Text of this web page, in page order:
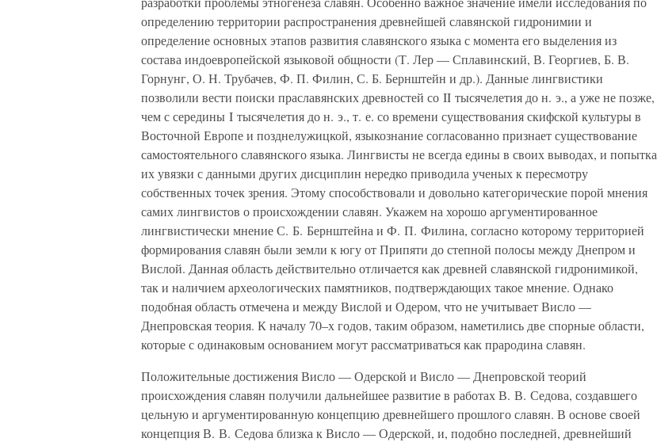
определению территории распространения древнейшей славянской гидронимии и
определение основных этапов развития славянского языка с момента его выделения из
состава индоевропейской языковой общности (Т. Лер — Сплавинский, В. Георгиев, Б. В.
Горнунг, О. Н. Трубачев, Ф. П. Филин, С. Б. Бернштейн и др.). Данные лингвистики
позволили вести поиски праславянских древностей со II тысячелетия до н. э., а уже не позже,
чем с середины I тысячелетия до н. э., т. е. со времени существования скифской культуры в
Восточной Европе и позднелужицкой, языкознание согласованно признает существование
самостоятельного славянского языка. Лингвисты не всегда едины в своих выводах, и попытка
их увязки с данными других дисциплин нередко приводила ученых к пересмотру
собственных точек зрения. Этому способствовали и довольно категорические порой мнения
самих лингвистов о происхождении славян. Укажем на хорошо аргументированное
лингвистически мнение С. Б. Бернштейна и Ф. П. Филина, согласно которому территорией
формирования славян были земли к югу от Припяти до степной полосы между Днепром и
Вислой. Данная область действительно отличается как древней славянской гидронимикой,
так и наличием археологических памятников, подтверждающих такое мнение. Однако
подобная область отмечена и между Вислой и Одером, что не учитывает Висло —
Днепровская теория. К началу 70–х годов, таким образом, наметились две спорные области,
которые с одинаковым основанием могут рассматриваться как прародина славян.
Положительные достижения Висло — Одерской и Висло — Днепровской теорий
происхождения славян получили дальнейшее развитие в работах В. В. Седова, создавшего
цельную и аргументированную концепцию древнейшего прошлого славян. В основе своей
концепция В. В. Седова близка к Висло — Одерской, и, подобно последней, древнейший